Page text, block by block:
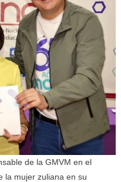
de la GMVM en el
la mujer zuliana en su